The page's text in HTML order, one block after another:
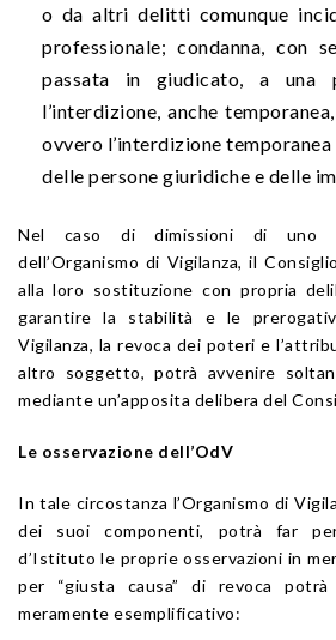
o da altri delitti comunque
professionale; condanna, con
passata in giudicato, a una
l’interdizione, anche
ovvero l’interdizione
delle persone giuridiche e delle
Nel caso di dimissioni di uno
dell’Organismo di Vigilanza, il
alla loro sostituzione con propria
garantire la stabilità e le
Vigilanza, la revoca dei poteri e
altro soggetto, potrà avvenire
mediante un’apposita delibera del
Le osservazione dell’OdV
In tale circostanza l’Organismo di
dei suoi componenti, potrà far
d’Istituto le proprie osservazioni in
per “giusta causa” di revoca
meramente esemplificativo: